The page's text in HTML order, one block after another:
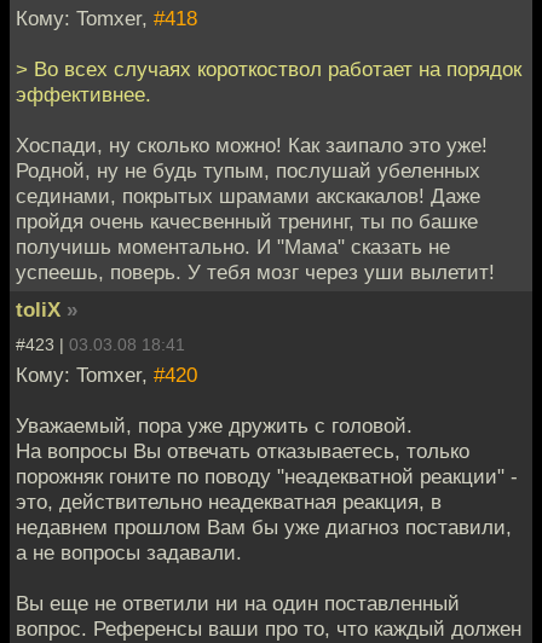
Кому: Tomxer, #418
> Во всех случаях короткоствол работает на порядок
эффективнее.
Хоспади, ну сколько можно! Как заипало это уже!
Родной, ну не будь тупым, послушай убеленных
сединами, покрытых шрамами акскакалов! Даже
пройдя очень качесвенный тренинг, ты по башке
получишь моментально. И "Мама" сказать не
успеешь, поверь. У тебя мозг через уши вылетит!
toliX »
#423 | 03.03.08 18:41
Кому: Tomxer, #420
Уважаемый, пора уже дружить с головой.
На вопросы Вы отвечать отказываетесь, только
порожняк гоните по поводу "неадекватной реакции" -
это, действительно неадекватная реакция, в
недавнем прошлом Вам бы уже диагноз поставили,
а не вопросы задавали.
Вы еще не ответили ни на один поставленный
вопрос. Референсы ваши про то, что каждый должен